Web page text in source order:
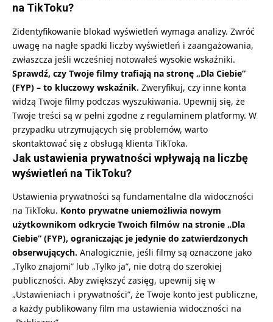
na TikToku?
Zidentyfikowanie blokad wyświetleń wymaga analizy. Zwróć
uwagę na nagłe spadki liczby wyświetleń i zaangażowania,
zwłaszcza jeśli wcześniej notowałeś wysokie wskaźniki.
Sprawdź, czy Twoje filmy trafiają na stronę „Dla Ciebie”
(FYP) – to kluczowy wskaźnik. Zweryfikuj, czy inne konta
widzą Twoje filmy podczas wyszukiwania. Upewnij się, że
Twoje treści są w pełni zgodne z regulaminem platformy. W
przypadku utrzymujących się problemów, warto
skontaktować się z obsługą klienta TikToka.
Jak ustawienia prywatności wpływają na liczbę
wyświetleń na TikToku?
Ustawienia prywatności są fundamentalne dla widoczności
na TikToku. Konto prywatne uniemożliwia nowym
użytkownikom odkrycie Twoich filmów na stronie „Dla
Ciebie” (FYP), ograniczając je jedynie do zatwierdzonych
obserwujących. Analogicznie, jeśli filmy są oznaczone jako
„Tylko znajomi” lub „Tylko ja”, nie dotrą do szerokiej
publiczności. Aby zwiększyć zasięg, upewnij się w
„Ustawieniach i prywatności”, że Twoje konto jest publiczne,
a każdy publikowany film ma ustawienia widoczności na